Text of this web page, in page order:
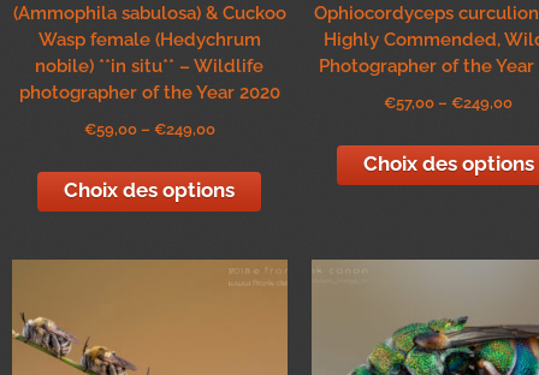
(Ammophila sabulosa) & Cuckoo
Wasp female (Hedychrum
nobile) **in situ** – Wildlife
photographer of the Year 2020
€59,00– €249,00
Choix des options
Ophiocordyceps
Highly Commended,
Photographer of the Year
€57,00 –€249,00
Choix des options